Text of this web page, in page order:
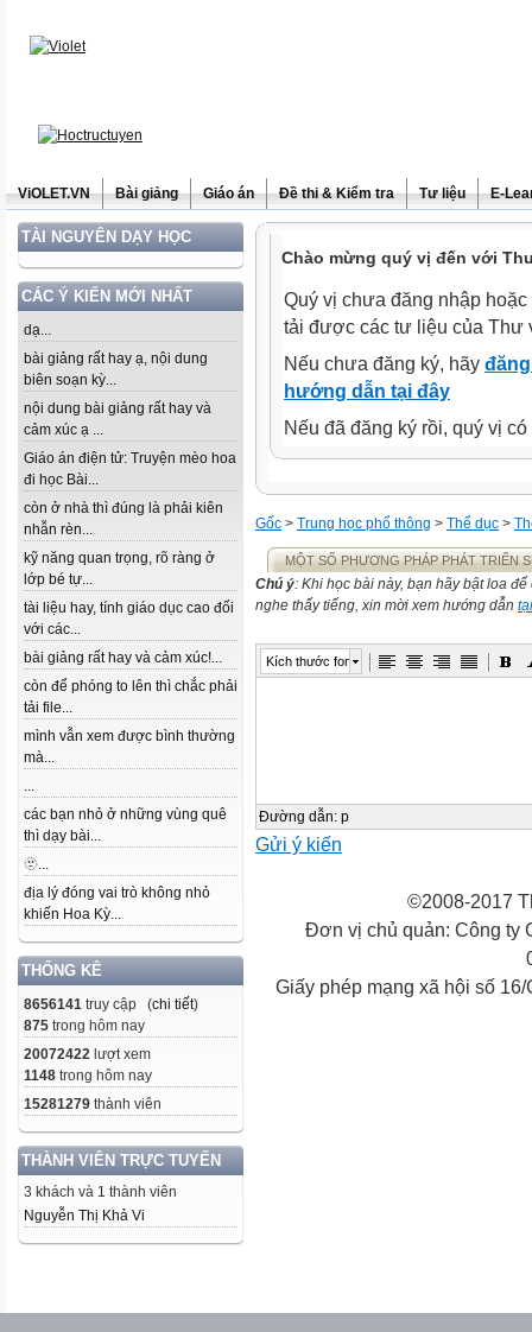
ViOLET.VN Bài giảng Giáo án Đề thi & Kiểm tra Tư liệu E-
TÀI NGUYÊN DẠY HỌC
CÁC Ý KIẾN MỚI NHẤT
dạ...
bài giảng rất hay ạ, nội dung
biên soạn kỳ...
nội dung bài giảng rất hay và
cảm xúc ạ ...
Giáo án điện tử: Truyện mèo hoa
đi học Bài...
còn ở nhà thì đúng là phải kiên
nhẫn rèn...
kỹ năng quan trọng, rõ ràng ở
lớp bé tự...
tài liệu hay, tính giáo dục cao đối
với các...
bài giảng rất hay và cảm xúc!...
còn để phóng to lên thì chắc phải
tải file...
mình vẫn xem được bình thường
mà...
...
các bạn nhỏ ở những vùng quê
thì dạy bài...
🫥...
địa lý đóng vai trò không nhỏ
khiến Hoa Kỳ...
THỐNG KÊ
8656141 truy cập (chi tiết)
875 trong hôm nay
20072422 lượt xem
1148 trong hôm nay
15281279 thành viên
THÀNH VIÊN TRỰC TUYẾN
3 khách và 1 thành viên
Nguyễn Thị Khả Vi
Chào mừng quý vị đến với
Quý vị chưa đăng nhập
tải được các tư liệu của Thư
Nếu chưa đăng ký, hãy
hướng dẫn tại đây
Nếu đã đăng ký rồi, quý vị
Gốc > Trung học phổ thông > Thể dục >
MỘT SỐ PHƯƠNG PHÁP PHÁT TRIỂN
Chú ý: Khi học bài này, bạn hãy bật loa
nghe thấy tiếng, xin mời xem hướng dẫn
Kích thước font
Đường dẫn: p
Gửi ý kiến
©2008-2017
Đơn vị chủ quản: Công ty
Giấy phép mạng xã hội số